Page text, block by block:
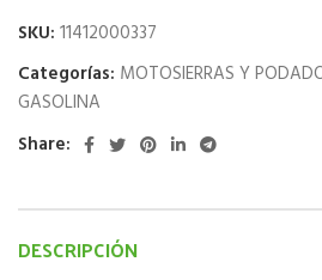
SKU: 11412000337
Categorías: MOTOSIERRAS Y
GASOLINA
Share:
DESCRIPCIÓN